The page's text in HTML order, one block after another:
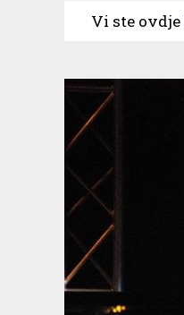
Vi ste ovdje